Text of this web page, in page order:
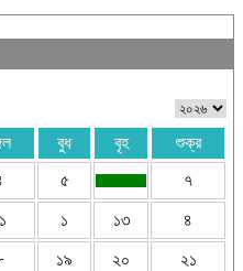
বুধ বৃহ
শুক্র
৫ ৭
১ ১৩ ৪
১৯ ২০ ২১